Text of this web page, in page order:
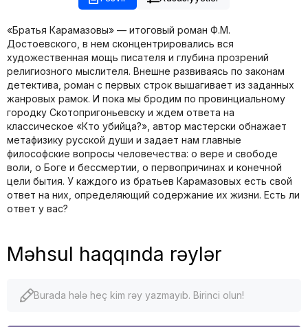
«Братья Карамазовы» — итоговый роман Ф.М.
Достоевского, в нем сконцентрировались вся
художественная мощь писателя и глубина прозрений
религиозного мыслителя. Внешне развиваясь по законам
детектива, роман с первых строк вышагивает из заданных
жанровых рамок. И пока мы бродим по провинциальному
городку Скотопригоньевску и ждем ответа на
классическое «Кто убийца?», автор мастерски обнажает
метафизику русской души и задает нам главные
философские вопросы человечества: о вере и свободе
воли, о Боге и бессмертии, о первопричинах и конечной
цели бытия. У каждого из братьев Карамазовых есть свой
ответ на них, определяющий содержание их жизни. Есть ли
ответ у вас?
Məhsul haqqında rəylər
Burada hələ heç kim rəy yazmayıb. Birinci olun!